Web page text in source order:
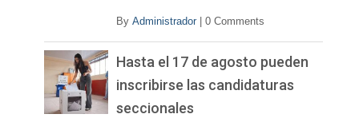
By Administrador 0 Comments
Hasta el 17 de agosto pueden
inscribirse las candidaturas
seccionales